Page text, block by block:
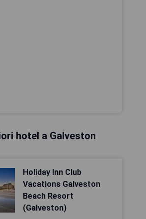
hotel a Galveston
Holiday Inn Club
Vacations Galveston
Beach Resort
(Galveston)